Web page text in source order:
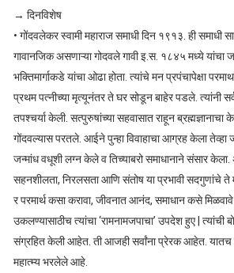
→ दिनविशेष
• गोंदवलेकर स्वामी महाराज समाधी दिन १९१३. ही समाधी
गावानजिक असणाऱ्या गोदवले गावी इ.स. १८४५ मध्ये यांचा
भक्तिमार्गाकडे यांचा ओढा होता. त्यांचे मन प्रपंचापेक्षा
प्रथम पत्नीच्या मृत्यूनंतर ते घर सोडून बाहेर पडले. त्यांनी
तपश्चर्या केली. सत्पुरुषांच्या सहवासात राहून ब्रह्मज्ञानाचा
गोंदवल्यास परतले. आईने पुन्हा विवाहाचा आग्रह केला तेव्हा
जन्मांध वधूशी लग्न केले व तिच्याबरो समाधानाने संसार केला.
सहनशीलता, निरलसता आणि संतोष या प्रभावी सदगुणांचे ते
र परमार्थ कसा करावा, जीवनात आनंद, समाधान कसे मिळवावे
उकलण्यासाठीच त्यांचा ‘रामनामजपाचा’ उपदेश हुए | त्यांची
संग्रहित केली आहेत. ती आजही सर्वांना प्रेरक आहेत. यातच
महात्म्य भरलेले आहे.